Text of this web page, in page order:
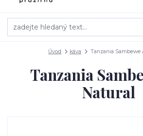
Úvod káva Tanzania Sambewe
Tanzania
Natural